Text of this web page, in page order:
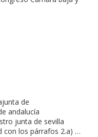
de
andalucía
junta de sevilla
con los párrafos 2.a) …